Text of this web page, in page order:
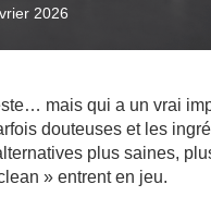
2026
mais qui a un vrai
douteuses et les
plus saines,
» entrent en jeu.